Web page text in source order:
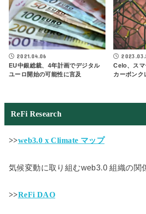
2021.04.06
EU中銀総裁、4年計画でデジタル
ユーロ開始の可能性に言及
Celo、スマ
カーボンク
ReFi Research
>>web3.0 x Climate マップ
気候変動に取り組むweb3.0 組織の関
>>ReFi DAO